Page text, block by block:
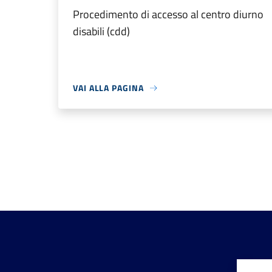
Procedimento di accesso al centro diurno
disabili (cdd)
VAI ALLA PAGINA